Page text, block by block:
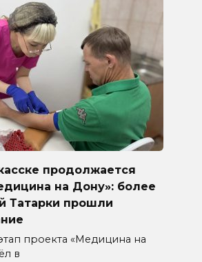
продолжается
на Дону»: более
Татарки прошли
проекта «Медицина на
в